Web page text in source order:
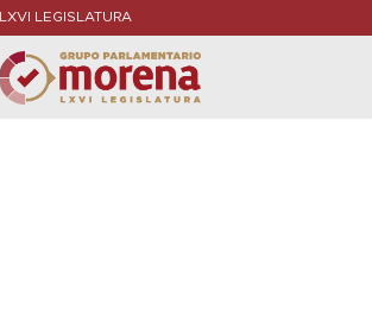
LXVI LEGISLATURA